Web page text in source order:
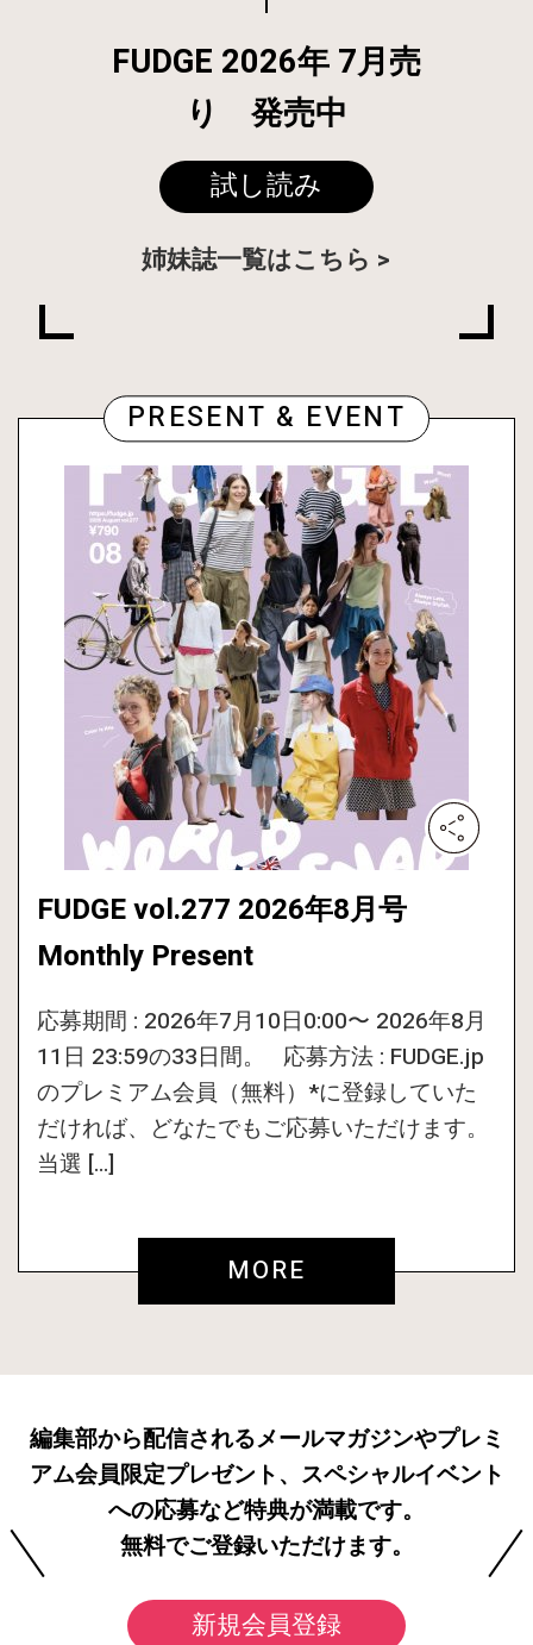
FUDGE 2026年 7月売
り 発売中
試し読み
姉妹誌一覧はこちら
PRESENT & EVENT
FUDGE vol.277 2026年8月号
Monthly Present
応募期間 : 2026年7月10日0:00〜 2026年8月
11日 23:59の33日間。 応募方法 : FUDGE.jp
のプレミアム会員（無料）*に登録していた
だければ、どなたでもご応募いただけます。
当選 […]
MORE
編集部から配信されるメールマガジンやプレミ
アム会員限定プレゼント、スペシャルイベント
への応募など特典が満載です。
無料でご登録いただけます。
新規会員登録